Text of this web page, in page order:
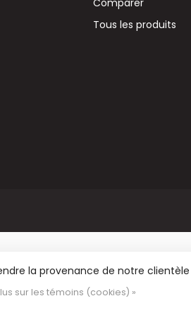
Comparer
Tous les produits
et de matériel de loisirs.
la provenance de notre
sur les témoins (cookies) »